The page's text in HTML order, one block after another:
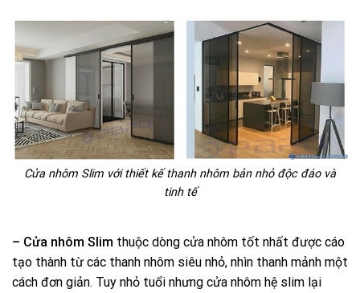
Cửa nhôm Slim với thiết kế thanh nhôm bản nhỏ độc đáo và
tinh tế
– Cửa nhôm Slim thuộc dòng cửa nhôm tốt nhất được cáo
tạo thành từ các thanh nhôm siêu nhỏ, nhìn thanh mảnh một
cách đơn giản. Tuy nhỏ tuổi nhưng cửa nhôm hệ slim lại